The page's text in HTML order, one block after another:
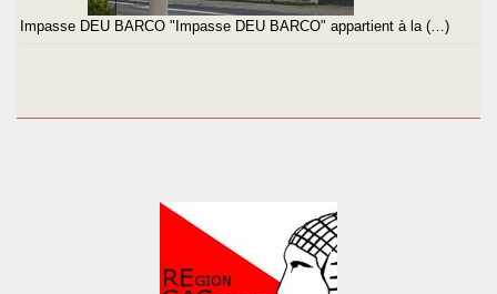
Impasse DEU BARCO "Impasse DEU BARCO" appartient à la (…)